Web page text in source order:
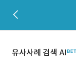
유사사례 검색 AI